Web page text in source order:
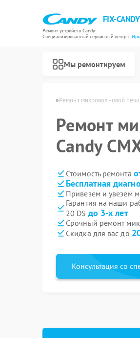
FIX-CANDY
Ремонт устройств Candy
Специализированный cервисный центр г.
Мы ремонтируем
Candy в Иркутске Ремонт микроволновой печи
Ремонт
Candy
Стоимость ремонта
Бесплатная
Привезем и увезем
Гарантия на наши
20 DS до 3-х лет
Срочный ремонт
Скидка для вас до
Консультация со